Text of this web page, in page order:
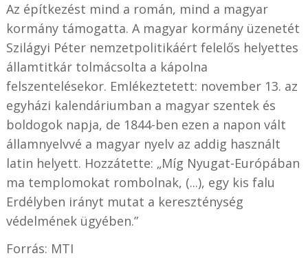
Az építkezést mind a román, mind a magyar
kormány támogatta. A magyar kormány üzenetét
Szilágyi Péter nemzetpolitikáért felelős helyettes
államtitkár tolmácsolta a kápolna
felszentelésekor. Emlékeztetett: november 13. az
egyházi kalendáriumban a magyar szentek és
boldogok napja, de 1844-ben ezen a napon vált
államnyelvvé a magyar nyelv az addig használt
latin helyett. Hozzátette: „Míg Nyugat-Európában
ma templomokat rombolnak, (...), egy kis falu
Erdélyben irányt mutat a kereszténység
védelmének ügyében.”
Forrás: MTI